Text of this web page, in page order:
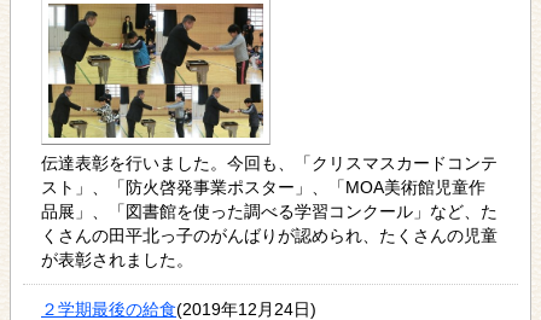
伝達表彰を行いました。今回も、「クリスマスカードコンテ
スト」、「防火啓発事業ポスター」、「MOA美術館児童作
品展」、「図書館を使った調べる学習コンクール」など、た
くさんの田平北っ子のがんばりが認められ、たくさんの児童
が表彰されました。
２学期最後の給食(2019年12月24日)